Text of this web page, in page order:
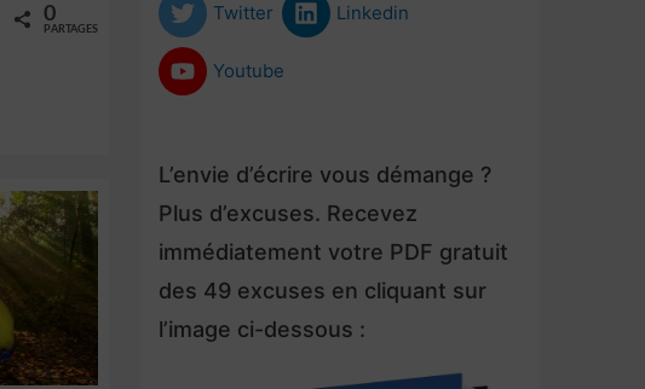
0
PARTAGES
Twitter Linkedin
Youtube
L’envie d’écrire vous démange ?
Plus d’excuses. Recevez
immédiatement votre PDF gratuit
des 49 excuses en cliquant sur
l’image ci-dessous :